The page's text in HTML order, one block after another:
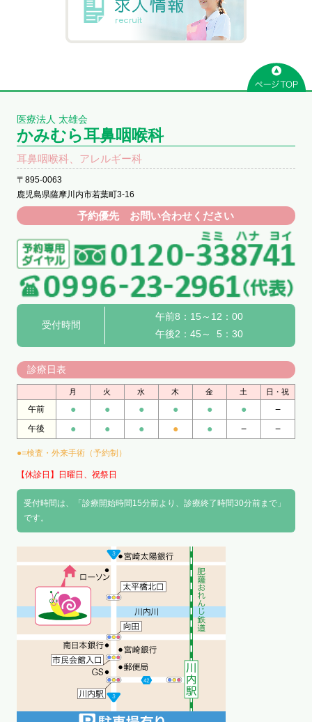
医療法人 太雄会
かみむら耳鼻咽喉科
耳鼻咽喉科、アレルギー科
〒895-0063
鹿児島県薩摩川内市若葉町3-16
予約優先 お問い合わせください
受付時間
午前8：15～12：00
午後2：45～ 5：30
診療日表
月 火 水 木 金 土 日・祝
午前 ● ● ● ● ● ● −
午後 ● ● ● ● ● − −
●=検査・外来手術（予約制）
【休診日】日曜日、祝祭日
受付時間は、「診療開始時間15分前より、診療終了時間30分前まで」
です。